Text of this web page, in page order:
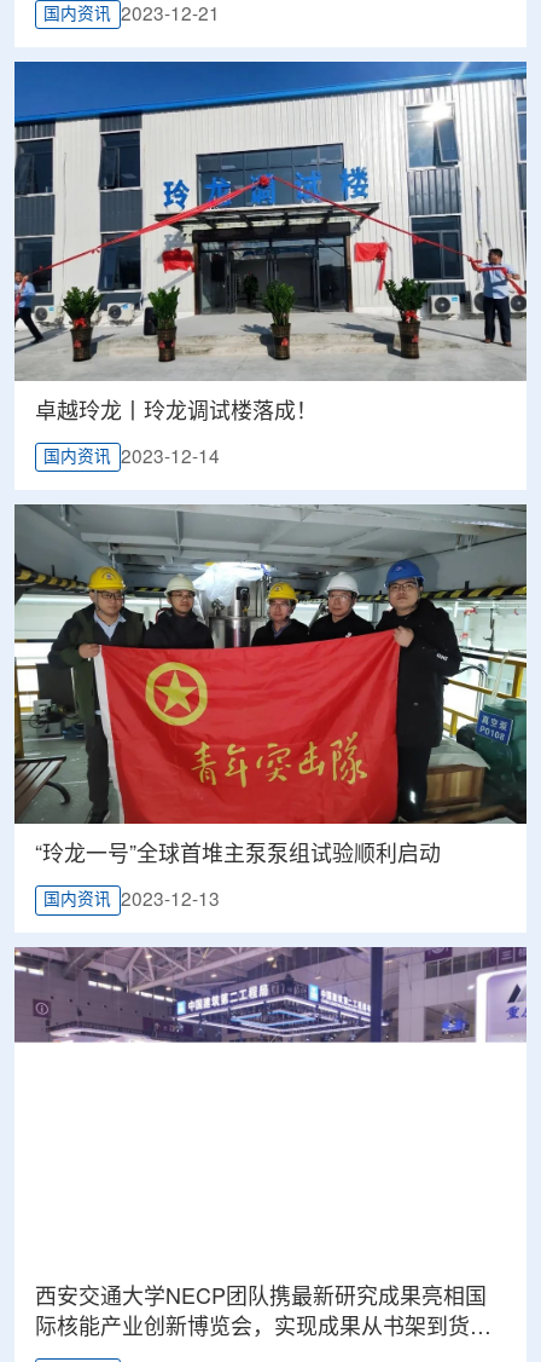
国内资讯 2023-12-21
卓越玲龙丨玲龙调试楼落成！
国内资讯 2023-12-14
“玲龙一号”全球首堆主泵泵组试验顺利启动
国内资讯 2023-12-13
西安交通大学NECP团队携最新研究成果亮相国
际核能产业创新博览会，实现成果从书架到货架